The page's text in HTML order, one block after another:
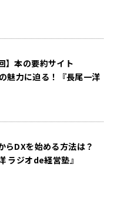
】本の要約サイト
魅力に迫る！『長尾一洋
らDXを始める方法は？
ラジオde経営塾』